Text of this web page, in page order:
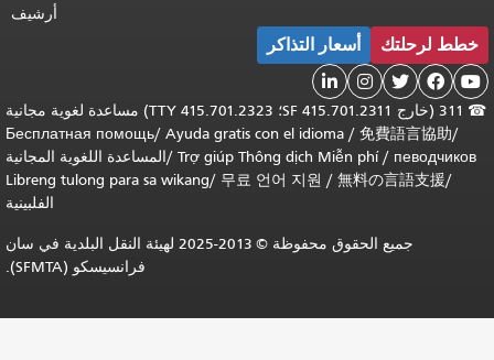
أرشيف
خطط لرحلتك أسعار التذاكر





☎
311 (خارج SF 415.701.2311؛ TTY 415.701.2323) مساعدة لغوية مجانية
/
免費語言協助
/
Ayuda gratis con el idioma
/
Бесплатная помощь
певодчиков
/
Trợ giúp Thông dịch Miễn phí
/المساعدة اللغوية المجانية
/
無料の言語支援
/
무료 언어 지원
/
Libreng tulong para sa wikang
الفلبينية
جميع الحقوق محفوظة © 2013-2025 لهيئة النقل البلدية في سان
فرانسيسكو (SFMTA).